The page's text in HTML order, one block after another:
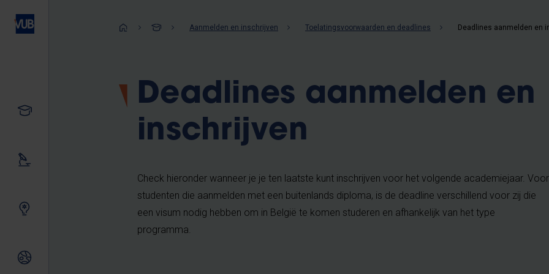
Samen innoveren
Kruimelpad
Aanmelden en inschrijven Toelatingsvoorwaarden en deadlines
Deadlines aanmelden en
inschrijven
Check hieronder wanneer je je ten laatste kunt inschrijven voor het volgende academiejaar. Voor
studenten die aanmelden met een buitenlands diploma, is de deadline verschillend voor zij die
een visum nodig hebben om in België te komen studeren en afhankelijk van het type
programma.